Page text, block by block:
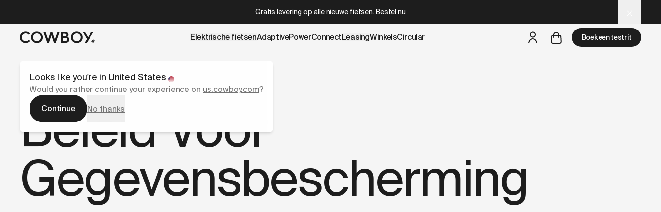
Gratis levering op alle nieuwe fietsen. Bestel nu
Elektrische fietsenAdaptivePowerConnectLeasingWinkelsCircular Boek een testrit
Beleid Voor
Gegevensbescherming
Looks like you're in United States
Would you rather continue your experience on us.cowboy.com?
Continue
No thanks